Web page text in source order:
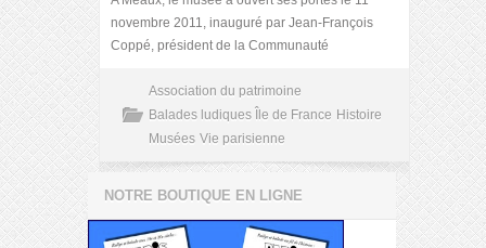
novembre 2011, inauguré par Jean-François
Coppé, président de la Communauté
Association du patrimoine
Balades ludiques Île de France Histoire
Musées Vie parisienne
NOTRE BOUTIQUE EN LIGNE